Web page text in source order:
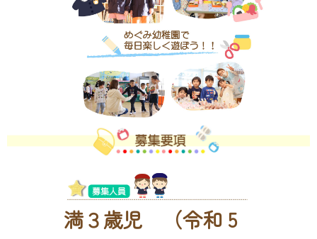
満３歳児 （令和 5